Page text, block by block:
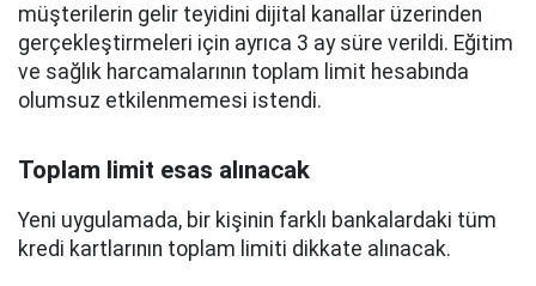
müşterilerin gelir teyidini dijital kanallar üzerinden
gerçekleştirmeleri için ayrıca 3 ay süre verildi. Eğitim
ve sağlık harcamalarının toplam limit hesabında
olumsuz etkilenmemesi istendi.
Toplam limit esas alınacak
Yeni uygulamada, bir kişinin farklı bankalardaki tüm
kredi kartlarının toplam limiti dikkate alınacak.